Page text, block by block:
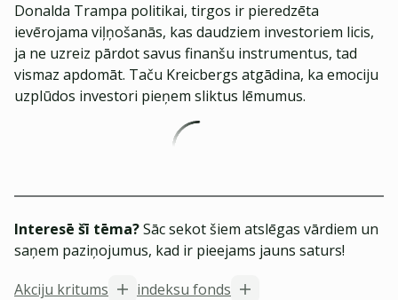
Donalda Trampa politikai, tirgos ir pieredzēta
ievērojama viļņošanās, kas daudziem investoriem licis,
ja ne uzreiz pārdot savus finanšu instrumentus, tad
vismaz apdomāt. Taču Kreicbergs atgādina, ka emociju
uzplūdos investori pieņem sliktus lēmumus.
Interesē šī tēma?Sāc sekot šiem atslēgas vārdiem un
saņem paziņojumus, kad ir pieejams jauns saturs!
Akciju kritums
indeksu fonds